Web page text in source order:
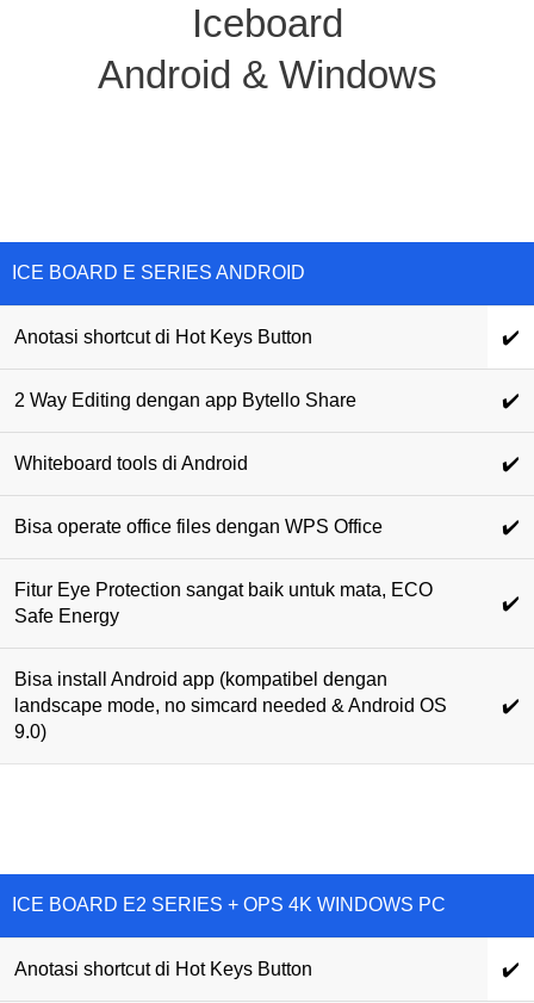
Iceboard
Android & Windows
ICE BOARD E SERIES ANDROID
Anotasi shortcut di Hot Keys Button ✔️
2 Way Editing dengan app Bytello Share ✔️
Whiteboard tools di Android ✔️
Bisa operate office files dengan WPS Office ✔️
Fitur Eye Protection sangat baik untuk mata, ECO
Safe Energy
✔️
Bisa install Android app (kompatibel dengan
landscape mode, no simcard needed & Android OS
9.0)
✔️
ICE BOARD E2 SERIES + OPS 4K WINDOWS PC
Anotasi shortcut di Hot Keys Button ✔️